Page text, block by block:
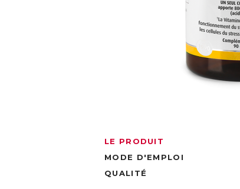
LE PRODUIT
MODE D'EMPLOI
QUALITÉ